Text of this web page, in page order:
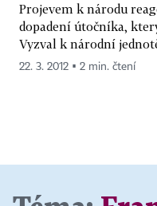
Projevem k národu
dopadení útočníka,
Vyzval k národní
22. 3. 2012 ▪ 2 min. čtení